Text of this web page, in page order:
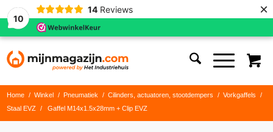
10
14 Reviews ×
Home / Winkel / Pneumatiek / Cilinders, actuatoren, stootdempers / Vorkgaffels
/
Staal EVZ
/ Gaffel M14x1.5x28mm + Clip EVZ